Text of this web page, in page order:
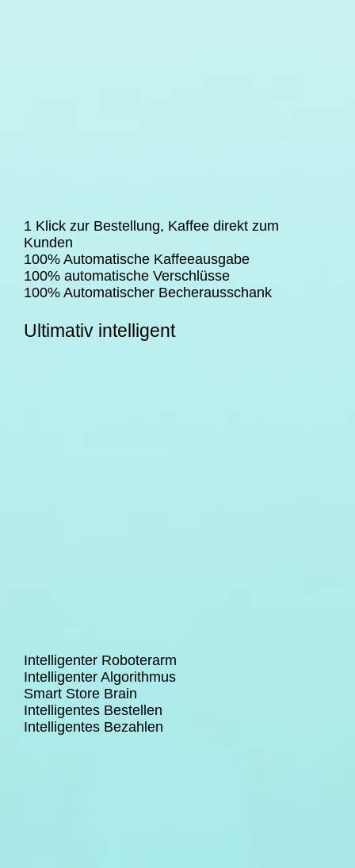
1 Klick zur Bestellung, Kaffee direkt zum
Kunden
100% Automatische Kaffeeausgabe
100% automatische Verschlüsse
100% Automatischer Becherausschank
Ultimativ intelligent
Intelligenter Roboterarm
Intelligenter Algorithmus
Smart Store Brain
Intelligentes Bestellen
Intelligentes Bezahlen